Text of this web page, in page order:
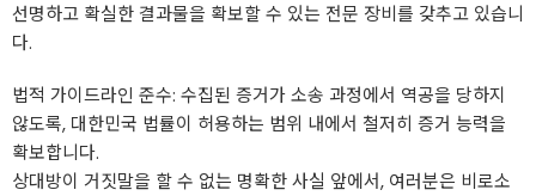
선명하고 확실한 결과물을 확보할 수 있는 전문 장비를 갖추고 있습니
다.
​법적 가이드라인 준수: 수집된 증거가 소송 과정에서 역공을 당하지
않도록, 대한민국 법률이 허용하는 범위 내에서 철저히 증거 능력을
확보합니다.
​상대방이 거짓말을 할 수 없는 명확한 사실 앞에서, 여러분은 비로소